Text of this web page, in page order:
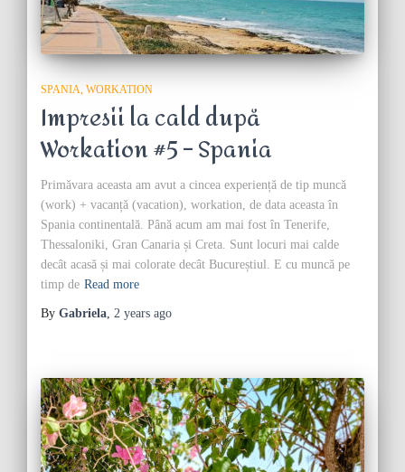
SPANIA WORKATION
Impresii la cald după
Workation #5 – Spania
Primăvara aceasta am avut a cincea experiență de tip muncă
(work) + vacanță (vacation), workation, de data aceasta în
Spania continentală. Până acum am mai fost în Tenerife,
Thessaloniki, Gran Canaria și Creta. Sunt locuri mai calde
decât acasă și mai colorate decât Bucureștiul. E cu muncă pe
timp de Read more
By Gabriela, 2 years ago